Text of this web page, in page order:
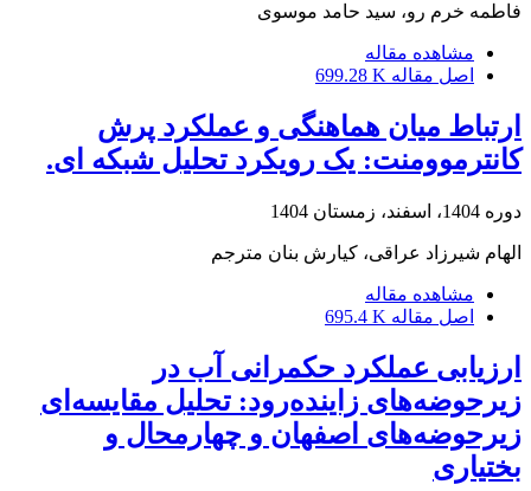
فاطمه خرم رو، سید حامد موسوی
مشاهده مقاله
اصل مقاله 699.28 K
ارتباط میان هماهنگی و عملکرد پرش
کانترموومنت: یک رویکرد تحلیل شبکه‌ ای.
دوره 1404، اسفند، زمستان 1404
الهام شیرزاد عراقی، کیارش بنان مترجم
مشاهده مقاله
اصل مقاله 695.4 K
ارزیابی عملکرد حکمرانی آب در
زیرحوضه‌های زاینده‌رود: تحلیل مقایسه‌ای
زیرحوضه‌های اصفهان و چهارمحال و
بختیاری